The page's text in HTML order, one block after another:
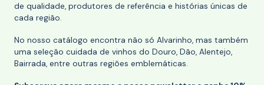
de qualidade, produtores de referência e histórias únicas de
cada região.
No nosso catálogo encontra não só Alvarinho, mas também
uma seleção cuidada de vinhos do Douro, Dão, Alentejo,
Bairrada, entre outras regiões emblemáticas.